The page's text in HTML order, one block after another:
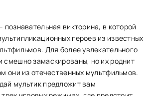
познавательная викторина, в которой
героев из известных
Для более увлекательного
смешно замаскированы, но их роднит
они из отечественных мультфильмов.
мультик предложит вам